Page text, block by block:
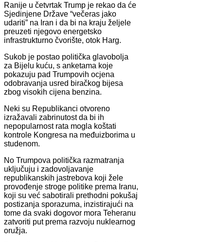
Ranije u četvrtak Trump je rekao da će
Sjedinjene Države “večeras jako
udariti” na Iran i da bi na kraju željele
preuzeti njegovo energetsko
infrastrukturno čvorište, otok Harg.
Sukob je postao politička glavobolja
za Bijelu kuću, s anketama koje
pokazuju pad Trumpovih ocjena
odobravanja usred biračkog bijesa
zbog visokih cijena benzina.
Neki su Republikanci otvoreno
izražavali zabrinutost da bi ih
nepopularnost rata mogla koštati
kontrole Kongresa na međuizborima u
studenom.
No Trumpova politička razmatranja
uključuju i zadovoljavanje
republikanskih jastrebova koji žele
provođenje stroge politike prema Iranu,
koji su već sabotirali prethodni pokušaj
postizanja sporazuma, inzistirajući na
tome da svaki dogovor mora Teheranu
zatvoriti put prema razvoju nuklearnog
oružja.